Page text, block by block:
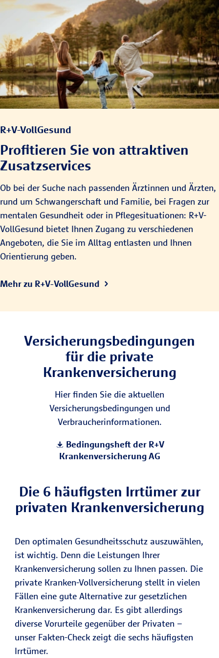
abgesichert werden.
•
Steuerfreiheit
und
Arbeitgeberzuschus
s:
Die Leistung aus
der
Beitragsentlastung
ist steuerfrei. Ihr
Arbeitgeber
% des Beitrages,
wie der Beitrag für
die private
Krankenversicherun
arbeitgeberzuschuss
fähig.
Einkommens- und
Vermögensschutz
für Sie und Ihre
Angehörigen. Hier
erfahren Sie mehr
über unsere
Pflegemonatsgeldve
rsicherung
.
R+V-VollGesund
Profitieren Sie von attraktiven
Zusatzservices
Ob bei der Suche nach passenden Ärztinnen und Ärzten,
rund um Schwangerschaft und Familie, bei Fragen zur
mentalen Gesundheit oder in Pflegesituationen: R+V-
VollGesund bietet Ihnen Zugang zu verschiedenen
Angeboten, die Sie im Alltag entlasten und Ihnen
Orientierung geben.
Mehr zu R+V-VollGesund
Versicherungsbedingungen
für die private
Krankenversicherung
Hier finden Sie die aktuellen
Versicherungsbedingungen und
Verbraucherinformationen.
Bedingungsheft der R+V
Krankenversicherung AG
Die 6 häufigsten Irrtümer zur
privaten Krankenversicherung
Den optimalen Gesundheitsschutz auszuwählen,
ist wichtig. Denn die Leistungen Ihrer
Krankenversicherung sollen zu Ihnen passen. Die
private Kranken-Vollversicherung stellt in vielen
Fällen eine gute Alternative zur gesetzlichen
Krankenversicherung dar. Es gibt allerdings
diverse Vorurteile gegenüber der Privaten –
unser Fakten-Check zeigt die sechs häufigsten
Irrtümer.